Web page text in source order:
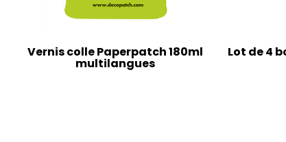
Vernis colle Paperpatch 180ml
multilangues
Lot de 4